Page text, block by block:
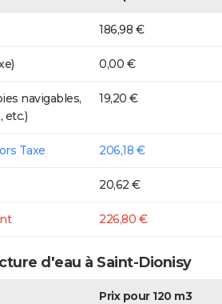
186,98 €
0,00 €
navigables,
etc.)
19,20 €
Taxe 206,18 €
20,62 €
226,80 €
d'eau à Saint-Dionisy
Prix pour 120 m3